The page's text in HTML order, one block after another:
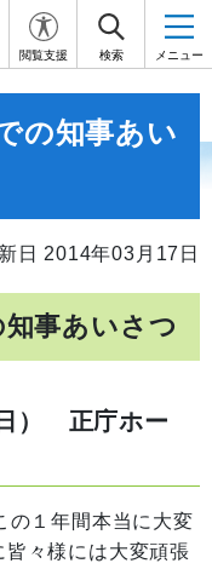
閲覧支援 検索 メニュー
の知事あい
日 2014年03月17日
事あいさつ
） 正庁ホー
１年間本当に大変
々様には大変頑張